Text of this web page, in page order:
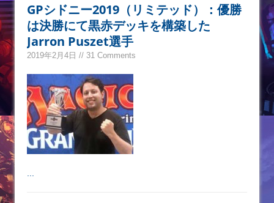
GPシドニー2019（リミテッド）：優勝
は決勝にて黒赤デッキを構築した
Jarron Puszet選手
2019年2月4日 // 31 Comments